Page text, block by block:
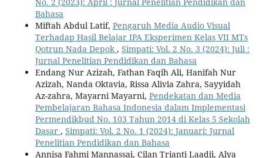
Bahasa
Miftah Abdul Latif, Pengaruh Media Audio Visual
Terhadap Hasil Belajar IPA Eksperimen Kelas VII MTs
Qotrun Nada Depok , Simpati: Vol. 2 No. 3 (2024): Juli :
Jurnal Penelitian Pendidikan dan Bahasa
Endang Nur Azizah, Fathan Faqih Ali, Hanifah Nur
Azizah, Nanda Oktavia, Rissa Alivia Zahra, Sayyidah
Az-zahra, Mayarni Mayarni, Pendekatan dan Media
Pembelajaran Bahasa Indonesia dalam Implementasi
Permendikbud No. 103 Tahun 2014 di Kelas 5 Sekolah
Dasar , Simpati: Vol. 2 No. 1 (2024): Januari: Jurnal
Penelitian Pendidikan dan Bahasa
Annisa Fahmi Mannassai, Cilan Trianti Laadji, Alya